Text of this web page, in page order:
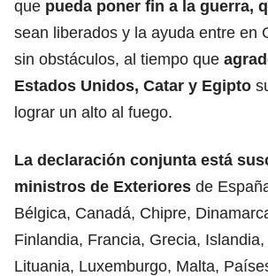
que pueda poner fin a la guerra,
sean liberados y la ayuda entre en
sin obstáculos, al tiempo que
Estados Unidos, Catar y Egipto
lograr un alto al fuego.
La declaración conjunta está
ministros de Exteriores de
Bélgica, Canadá, Chipre,
Finlandia, Francia, Grecia,
Lituania, Luxemburgo, Malta,